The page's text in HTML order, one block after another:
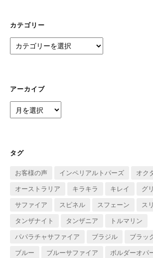
カテゴリー
テ
ー
アーカイブ
ー
ブ
タグ
お客様の声 インペリアルトパーズ
オク
オーストラリア
キラキラ キレイ
グ
サファイア
スピネル スフェーン
ス
タンザナイト
タンザニア
トルマリン
パパラチャサファイア
ブラジル
ブラッ
ブルー
ブルーサファイア ボルダーオパ